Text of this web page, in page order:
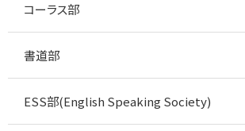
コーラス部
書道部
ESS部(English Speaking Society)